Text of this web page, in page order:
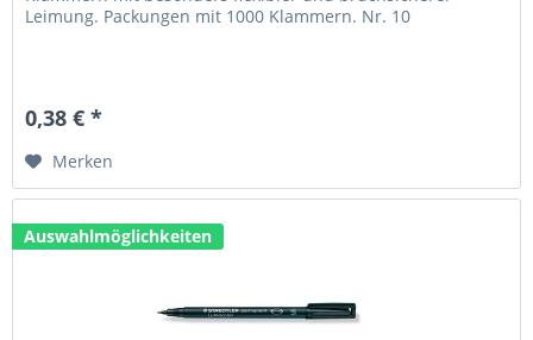
Leimung. Packungen mit 1000 Klammern. Nr. 10
0,38 € *
Merken
Auswahlmöglichkeiten